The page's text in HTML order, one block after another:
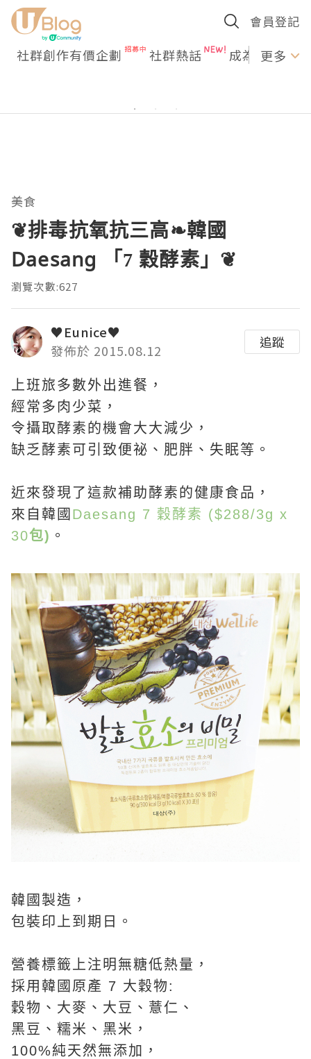
會員登記
社群創作有價企劃 社群熱話 成為U更多
美食
❦排毒抗氧抗三高❧韓國
Daesang 「7 穀酵素」❦
瀏覽次數:627
♥Eunice♥
發佈於 2015.08.12
追蹤
上班旅多數外出進餐，
經常多肉少菜，
令攝取酵素的機會大大減少，
缺乏酵素可引致便祕、肥胖、失眠等。
近來發現了這款補助酵素的健康食品，
來自韓國 Daesang 7 穀酵素 ($288/3g x
30包) 。
韓國製造，
包裝印上到期日。
營養標籤上注明無糖低熱量，
採用韓國原產 7 大穀物:
穀物、大麥、大豆、薏仁、
黑豆、糯米、黑米，
100%純天然無添加，